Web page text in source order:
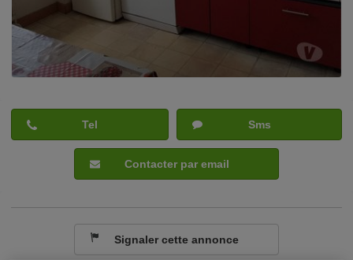
Tel Sms
Contacter par email
Signaler cette annonce